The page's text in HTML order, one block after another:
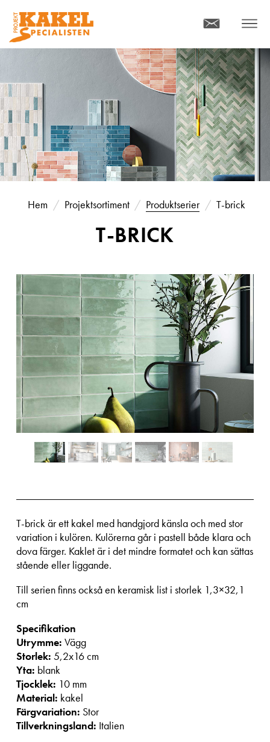
KONTAKTMENY
Hem Projektsortiment Produktserier T-brick
T-BRICK
T-brick är ett kakel med handgjord känsla och med stor
variation i kulören. Kulörerna går i pastell både klara och
dova färger. Kaklet är i det mindre formatet och kan sättas
stående eller liggande.
Till serien finns också en keramisk list i storlek 1,3×32,1
cm
Specifikation
Utrymme: Vägg
Storlek: 5,2x16 cm
Yta: blank
Tjocklek: 10 mm
Material: kakel
Färgvariation: Stor
Tillverkningsland: Italien